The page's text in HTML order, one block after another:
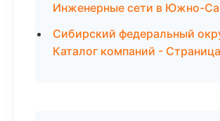
Инженерные сети в Южно-
Сибирский федеральный
Каталог компаний -